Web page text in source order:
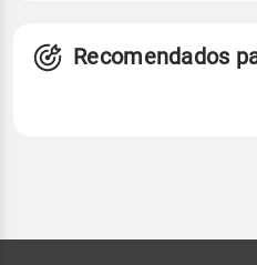
Recomendados